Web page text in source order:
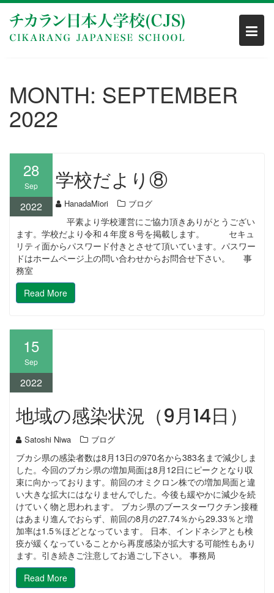
content
MONTH: SEPTEMBER
2022
28
Sep
2022
学校だより⑧
HanadaMiori ブログ
平素より学校運営にご協力頂きありがとうござい
ます。学校だより令和４年度８号を掲載します。 セキュ
リティ面からパスワード付きとさせて頂いています。パスワー
ドはホームページ上の問い合わせからお問合せ下さい。 事
務室
Read More
15
Sep
2022
地域の感染状況（9月14日）
Satoshi Niwa ブログ
ブカシ県の感染者数は8月13日の970名から383名まで減少しま
した。今回のブカシ県の増加局面は8月12日にピークとなり収
束に向かっております。前回のオミクロン株での増加局面と違
い大きな拡大にはなりませんでした。今後も緩やかに減少を続
けていく物と思われます。 ブカシ県のブースターワクチン接種
はあまり進んでおらず、前回の8月の27.74％から29.33％と増
加率は1.5％ほどとなっています。 日本、インドネシアとも検
疫が緩くなっていることから再度感染が拡大する可能性もあり
ます。引き続きご注意してお過ごし下さい。 事務局
Read More